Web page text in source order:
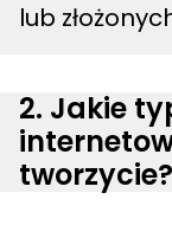
lub
2. Jakie
tworzycie?